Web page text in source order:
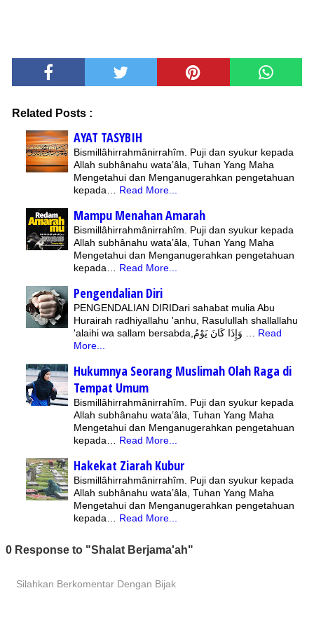
Related Posts :
AYAT TASYBIH
Bismillâhirrahmânirrahîm. Puji dan syukur kepada
Allah subhânahu wata’âla, Tuhan Yang Maha
Mengetahui dan Menganugerahkan pengetahuan
kepada… Read More...
Mampu Menahan Amarah
Bismillâhirrahmânirrahîm. Puji dan syukur kepada
Allah subhânahu wata’âla, Tuhan Yang Maha
Mengetahui dan Menganugerahkan pengetahuan
kepada… Read More...
Pengendalian Diri
PENGENDALIAN DIRIDari sahabat mulia Abu
Hurairah radhiyallahu 'anhu, Rasulullah shallallahu
'alaihi wa sallam bersabda,وَإِذَا كَانَ يَوْمُ … Read
More...
Hukumnya Seorang Muslimah Olah Raga di
Tempat Umum
Bismillâhirrahmânirrahîm. Puji dan syukur kepada
Allah subhânahu wata’âla, Tuhan Yang Maha
Mengetahui dan Menganugerahkan pengetahuan
kepada… Read More...
Hakekat Ziarah Kubur
Bismillâhirrahmânirrahîm. Puji dan syukur kepada
Allah subhânahu wata’âla, Tuhan Yang Maha
Mengetahui dan Menganugerahkan pengetahuan
kepada… Read More...
0 Response to "Shalat Berjama'ah"
Silahkan Berkomentar Dengan Bijak